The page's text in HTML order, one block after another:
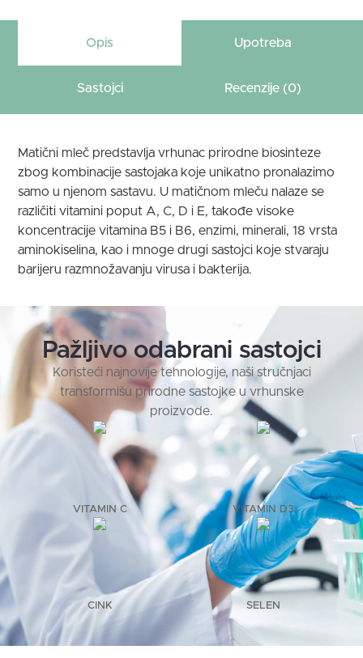
Opis Upotreba
Sastojci Recenzije (0)
Matični mleč predstavlja vrhunac prirodne biosinteze
zbog kombinacije sastojaka koje unikatno pronalazimo
samo u njenom sastavu. U matičnom mleču nalaze se
različiti vitamini poput A, C, D i E, takođe visoke
koncentracije vitamina B5 i B6, enzimi, minerali, 18 vrsta
aminokiselina, kao i mnoge drugi sastojci koje stvaraju
barijeru razmnožavanju virusa i bakterija.
Pažljivo odabrani sastojci
Koristeći najnovije tehnologije, naši stručnjaci
transformišu prirodne sastojke u vrhunske
proizvode.
VITAMIN C VITAMIN D3
CINK SELEN